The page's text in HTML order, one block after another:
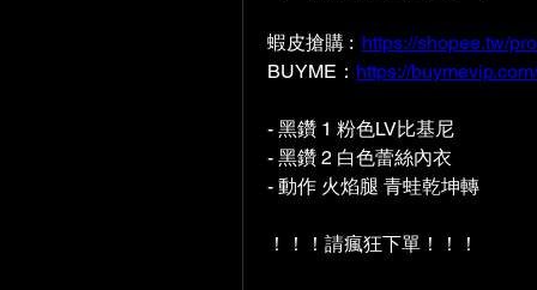
蝦皮搶購 : https://shopee.tw/
BUYME： https://
- 黑鑽 1 粉色LV比基尼
- 黑鑽 2 白色蕾絲內衣
- 動作 火焰腿 青蛙乾坤轉
！！！請瘋狂下單！！！